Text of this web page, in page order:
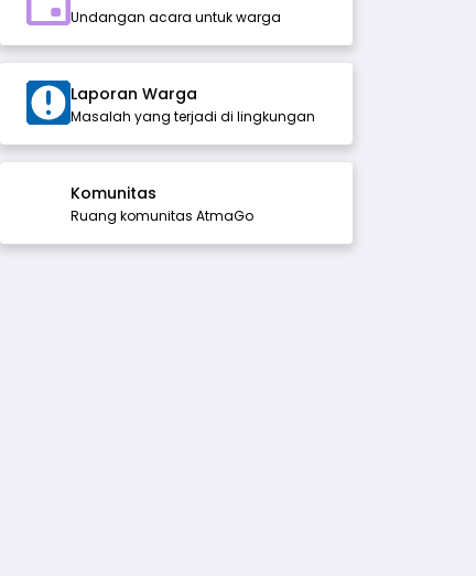
Undangan acara untuk warga
Laporan Warga
Masalah yang terjadi di lingkungan
Komunitas
Ruang komunitas AtmaGo